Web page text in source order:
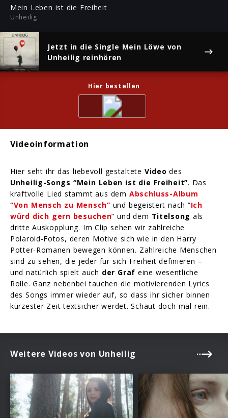
Mein Leben ist die Freiheit
Unheilig
Jetzt in die Single Mein Löwe von
Unheilig reinhören
Hier bestellen
Videoinformation
Hier seht ihr das liebevoll gestaltete Video des
Unheilig-Songs “Mein Leben ist die Freiheit”. Das
kraftvolle Lied stammt aus dem Abschluss-Album
“Von Mensch zu Mensch” und begeistert nach “Ich
würd dich gern besuchen” und dem Titelsong als
dritte Auskopplung. Im Clip sehen wir zahlreiche
Polaroid-Fotos, deren Motive sich wie in den Harry
Potter-Romanen bewegen können. Zahlreiche Menschen
sind zu sehen, die jeder für sich Freiheit definieren –
und natürlich spielt auch der Graf eine wesentliche
Rolle. Ganz nebenbei tauchen die motivierenden Lyrics
des Songs immer wieder auf, so dass ihr sicher binnen
kürzester Zeit textsicher werdet. Schaut doch mal rein.
Weitere Videos von Unheilig